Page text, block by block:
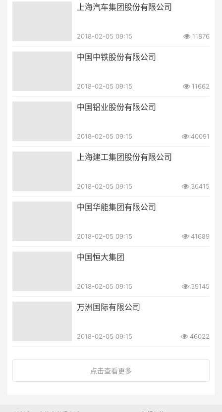
上海汽车集团股份有限公司
2018-02-05 09:15 11876
中国中铁股份有限公司
2018-02-05 09:15 11662
中国铝业股份有限公司
2018-02-05 09:15 40091
上海建工集团股份有限公司
2018-02-05 09:15 36415
中国华能集团有限公司
2018-02-05 09:15 41689
中国恒大集团
2018-02-05 09:15 39145
万洲国际有限公司
2018-02-05 09:15 46022
点击查看更多